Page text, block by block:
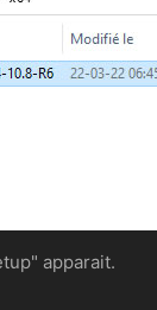
apparait.